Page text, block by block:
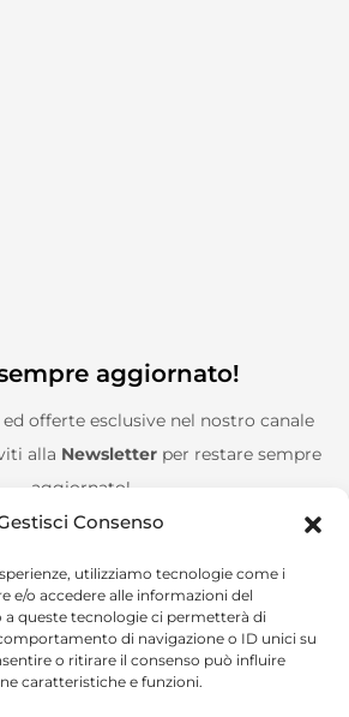
Consenso
utilizziamo tecnologie come i
e/o accedere alle informazioni del
a queste tecnologie ci permetterà di
di navigazione o ID unici su
o ritirare il consenso può influire
caratteristiche e funzioni.
aggiornato!
offerte esclusive nel nostro canale
alla Newsletter per restare sempre
aggiornato!
alla Newsletter!